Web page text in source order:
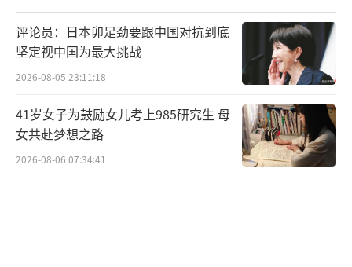
评论员：日本卯足劲要跟中国对抗到底
坚定视中国为最大挑战
2026-08-05 23:11:18
41岁女子为鼓励女儿考上985研究生 母
女共赴梦想之路
2026-08-06 07:34:41